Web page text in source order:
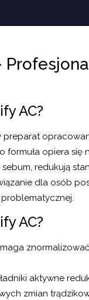
AC?
preparat
opiera się
redukują
dla osób
AC?
aktywne
zmian